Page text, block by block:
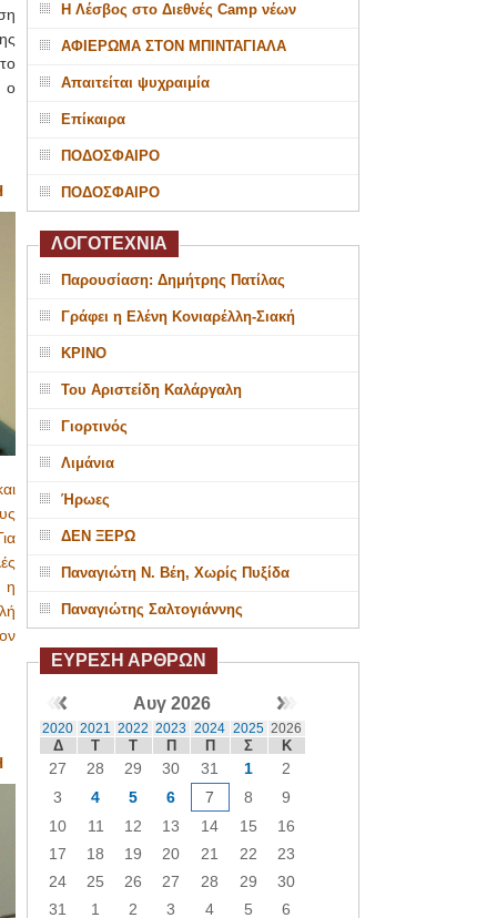
ο
η
Η Λέσβος στο Διεθνές Camp νέων
ΑΦΙΕΡΩΜΑ ΣΤΟΝ ΜΠΙΝΤΑΓΙΑΛΑ
Απαιτείται ψυχραιμία
Επίκαιρα
ΠΟΔΟΣΦΑΙΡΟ
ΠΟΔΟΣΦΑΙΡΟ
ΛΟΓΟΤΕΧΝΙΑ
Παρουσίαση: Δημήτρης Πατίλας
Γράφει η Ελένη Κονιαρέλλη-Σιακή
ΚΡΙΝΟ
Του Αριστείδη Καλάργαλη
Γιορτινός
Λιμάνια
Ήρωες
ΔΕΝ ΞΕΡΩ
Παναγιώτη Ν. Βέη, Χωρίς Πυξίδα
Παναγιώτης Σαλτογιάννης
ΕΥΡΕΣΗ ΑΡΘΡΩΝ
Αυγ 2026
2020 2021 2022 2023 2024 2025 2026
Δ Τ Τ Π Π Σ Κ
27 28 29 30 31 1
2
3
4 5 6 7 8
9
10
11 12 13 14 15
16
17
18 19 20 21 22
23
24
25 26 27 28 29
30
31
1 2 3 4 5 6